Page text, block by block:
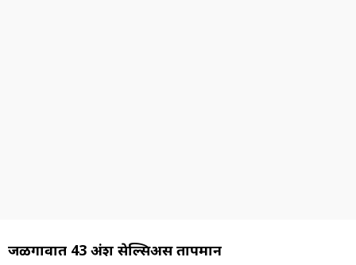
जळगावात 43 अंश सेल्सिअस तापमान